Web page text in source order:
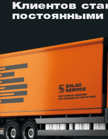
Клиентов
постоянными